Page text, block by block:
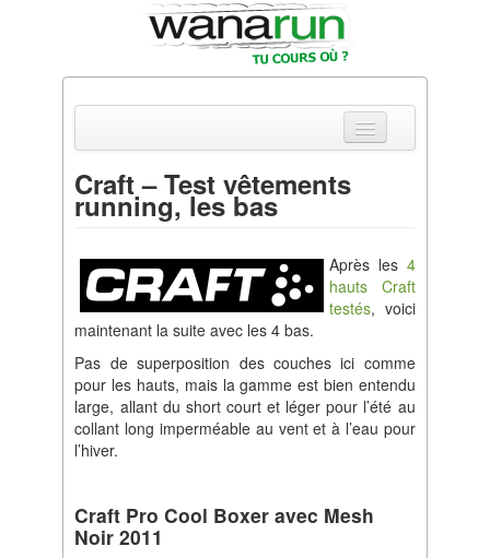
Actualités
Parcours & Courses
Outils & Réseaux
Craft – Test vêtements
running, les bas
Après les 4
hauts Craft
testés, voici
maintenant la suite avec les 4 bas.
Pas de superposition des couches ici comme
pour les hauts, mais la gamme est bien entendu
large, allant du short court et léger pour l’été au
collant long imperméable au vent et à l’eau pour
l’hiver.
Craft Pro Cool Boxer avec Mesh
Noir 2011